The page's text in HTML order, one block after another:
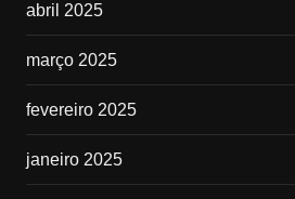
abril 2025
março 2025
fevereiro 2025
janeiro 2025